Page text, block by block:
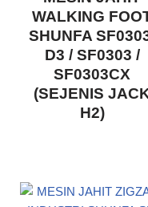
WALKING
SHUNFA
D3 / SF0303 /
SF0303CX
(SEJENIS
H2)